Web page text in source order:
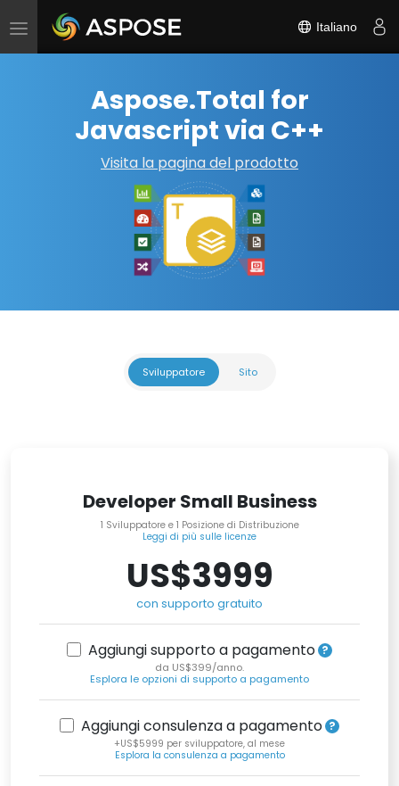
Attiva/disattiva
Italiano
Aspose.Total for
Javascript via C++
Visita la pagina del prodotto
Sviluppatore Sito
Developer Small Business
1 Sviluppatore e 1 Posizione di Distribuzione
Leggi di più sulle licenze
US$3999
con supporto gratuito
Aggiungi supporto a pagamento
da US$399/anno.
Esplora le opzioni di supporto a pagamento
Aggiungi consulenza a pagamento
+US$5999 per sviluppatore, al mese
Esplora la consulenza a pagamento